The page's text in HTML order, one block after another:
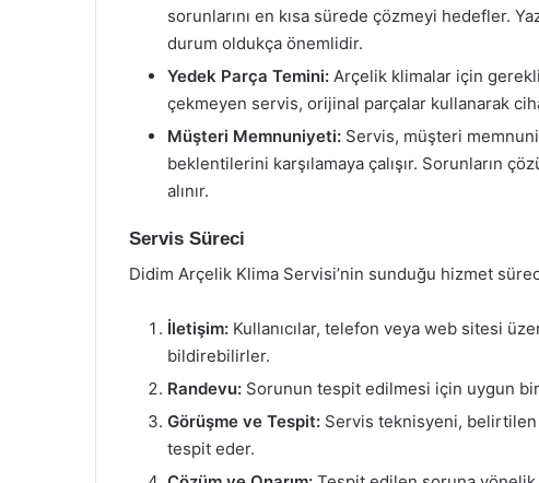
sorunlarını en kısa sürede çözmeyi hedefler.
durum oldukça önemlidir.
Yedek Parça Temini: Arçelik klimalar için
çekmeyen servis, orijinal parçalar kullanarak
Müşteri Memnuniyeti: Servis, müşteri
beklentilerini karşılamaya çalışır. Sorunların
alınır.
Servis Süreci
Didim Arçelik Klima Servisi’nin sunduğu hizmet
İletişim: Kullanıcılar, telefon veya web sitesi
bildirebilirler.
Randevu: Sorunun tespit edilmesi için uygun
Görüşme ve Tespit: Servis teknisyeni,
tespit eder.